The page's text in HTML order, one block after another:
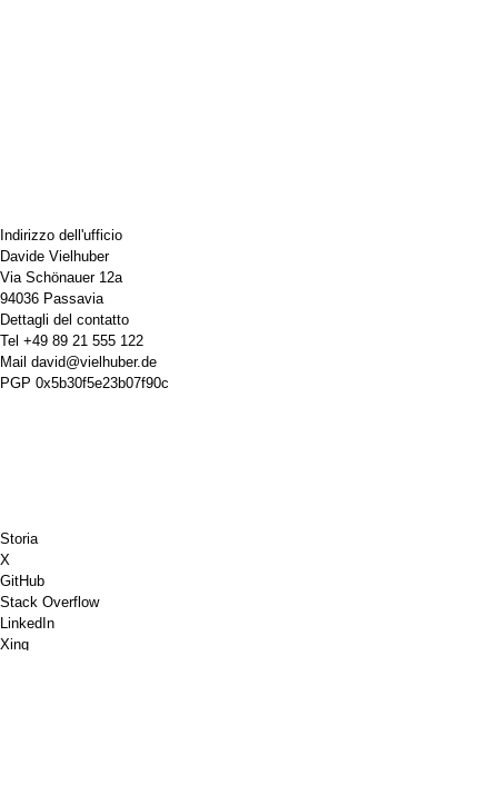
Indirizzo dell'ufficio
Davide Vielhuber
Via Schönauer 12a
94036 Passavia
Dettagli del contatto
Tel +49 89 21 555 122
Mail david@vielhuber.de
PGP 0x5b30f5e23b07f90c
Storia
X
GitHub
Stack Overflow
LinkedIn
Xing